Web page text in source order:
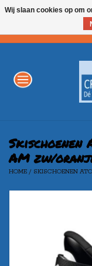
LEGO
Skischoenen
AM zw/
HOME / SKISCHOENEN
Wij slaan cookies op om